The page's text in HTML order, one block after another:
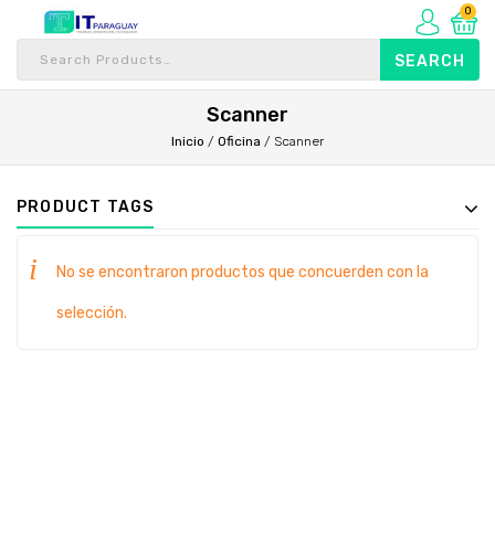
0
Scanner
Inicio / Oficina / Scanner
PRODUCT TAGS
No se encontraron productos que concuerden con la
selección.